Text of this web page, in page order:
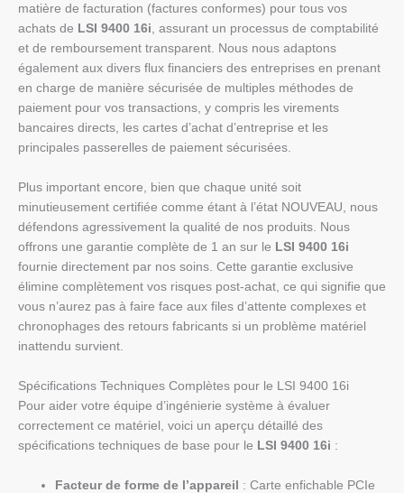
matière de facturation (factures conformes) pour tous vos
achats de LSI 9400 16i , assurant un processus de comptabilité
et de remboursement transparent. Nous nous adaptons
également aux divers flux financiers des entreprises en prenant
en charge de manière sécurisée de multiples méthodes de
paiement pour vos transactions, y compris les virements
bancaires directs, les cartes d’achat d’entreprise et les
principales passerelles de paiement sécurisées.
Plus important encore, bien que chaque unité soit
minutieusement certifiée comme étant à l’état NOUVEAU, nous
défendons agressivement la qualité de nos produits. Nous
offrons une garantie complète de 1 an sur le LSI 9400 16i
fournie directement par nos soins. Cette garantie exclusive
élimine complètement vos risques post-achat, ce qui signifie que
vous n’aurez pas à faire face aux files d’attente complexes et
chronophages des retours fabricants si un problème matériel
inattendu survient.
Spécifications Techniques Complètes pour le LSI 9400 16i
Pour aider votre équipe d’ingénierie système à évaluer
correctement ce matériel, voici un aperçu détaillé des
spécifications techniques de base pour le LSI 9400 16i :
Facteur de forme de l’appareil : Carte enfichable PCIe